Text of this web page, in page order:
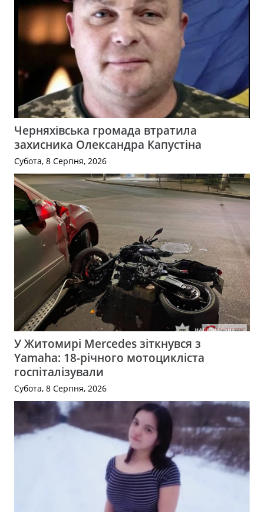
Черняхівська громада втратила
захисника Олександра Капустіна
Субота, 8 Серпня, 2026
У Житомирі Mercedes зіткнувся з
Yamaha: 18-річного мотоцикліста
госпіталізували
Субота, 8 Серпня, 2026